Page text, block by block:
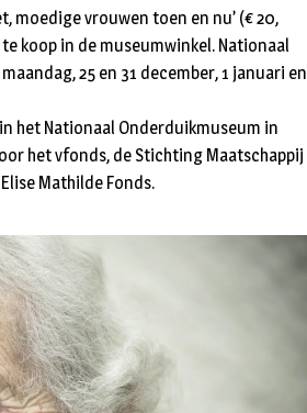
moedige vrouwen toen en nu’ (€ 20,
koop in de museumwinkel. Nationaal
25 en 31 december, 1 januari en
het Nationaal Onderduikmuseum in
het vfonds, de Stichting Maatschappij
Mathilde Fonds.